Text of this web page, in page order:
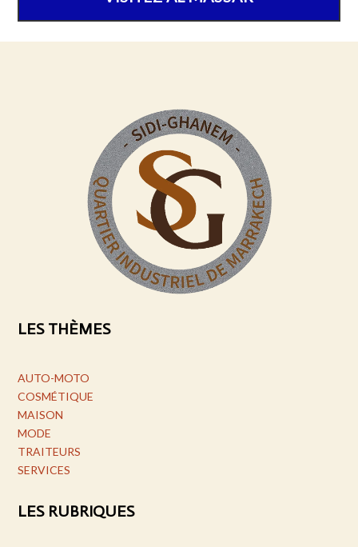
LES THÈMES
AUTO-MOTO
COSMÉTIQUE
MAISON
MODE
TRAITEURS
SERVICES
LES RUBRIQUES